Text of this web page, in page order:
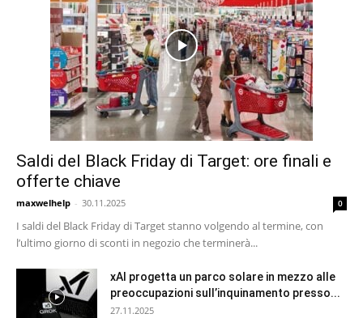
Saldi del Black Friday di Target: ore finali e
offerte chiave
maxwelhelp - 30.11.2025 0
I saldi del Black Friday di Target stanno volgendo al termine, con
l’ultimo giorno di sconti in negozio che terminerà...
xAI progetta un parco solare in mezzo alle
preoccupazioni sull’inquinamento presso...
27.11.2025